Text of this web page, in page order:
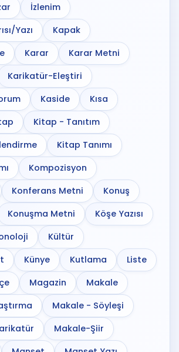
İzlenim
Yazı
Kapak
Karar
Karar Metni
Karikatür-Eleştiri
Kaside
Kısa
Kitap - Tanıtım
Kitap Tanımı
Kompozisyon
Konferans Metni
Konuş
Konuşma Metni
Köşe Yazısı
Kültür
Künye Kutlama
Liste
Magazin
Makale
Makale - Söyleşi
Makale-Şiir